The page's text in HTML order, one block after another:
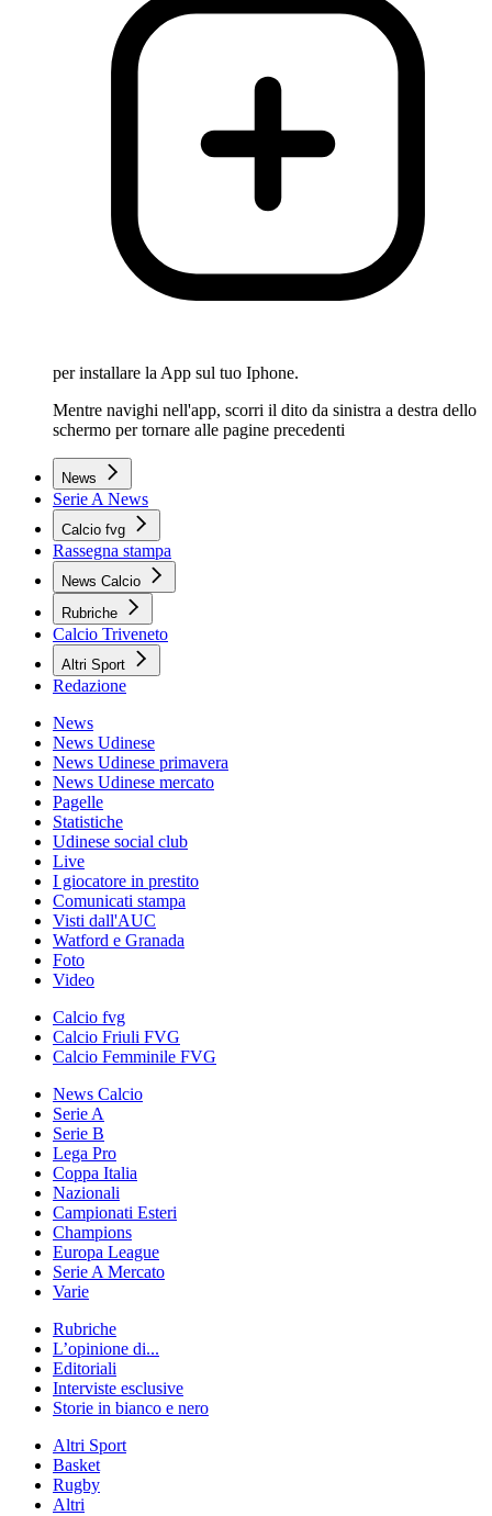
per installare la App sul tuo Iphone.
Mentre navighi nell'app, scorri il dito da sinistra a destra dello
schermo per tornare alle pagine precedenti
News
Serie A News
Calcio fvg
Rassegna stampa
News Calcio
Rubriche
Calcio Triveneto
Altri Sport
Redazione
News
News Udinese
News Udinese primavera
News Udinese mercato
Pagelle
Statistiche
Udinese social club
Live
I giocatore in prestito
Comunicati stampa
Visti dall'AUC
Watford e Granada
Foto
Video
Calcio fvg
Calcio Friuli FVG
Calcio Femminile FVG
News Calcio
Serie A
Serie B
Lega Pro
Coppa Italia
Nazionali
Campionati Esteri
Champions
Europa League
Serie A Mercato
Varie
Rubriche
L’opinione di...
Editoriali
Interviste esclusive
Storie in bianco e nero
Altri Sport
Basket
Rugby
Altri